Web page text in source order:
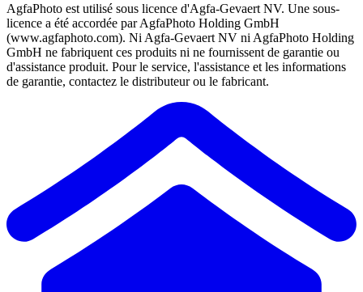
AgfaPhoto est utilisé sous licence d'Agfa-Gevaert NV. Une sous-
licence a été accordée par AgfaPhoto Holding GmbH
(www.agfaphoto.com). Ni Agfa-Gevaert NV ni AgfaPhoto Holding
GmbH ne fabriquent ces produits ni ne fournissent de garantie ou
d'assistance produit. Pour le service, l'assistance et les informations
de garantie, contactez le distributeur ou le fabricant.